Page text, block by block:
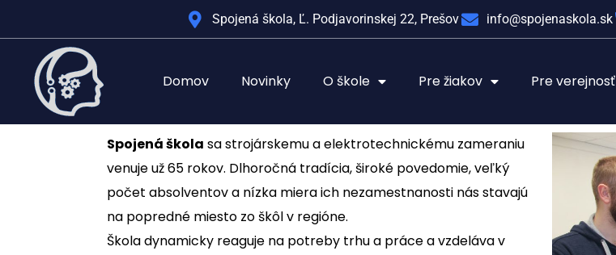
Spojená škola, Ľ. Podjavorinskej 22, Prešov info@spojenaskola.sk
Domov Novinky O škole Pre žiakov Pre verejnosť
Spojená škola sa strojárskemu a elektrotechnickému zameraniu
venuje už 65 rokov. Dlhoročná tradícia, široké povedomie, veľký
počet absolventov a nízka miera ich nezamestnanosti nás stavajú
na popredné miesto zo škôl v regióne.
Škola dynamicky reaguje na potreby trhu a práce a vzdeláva v